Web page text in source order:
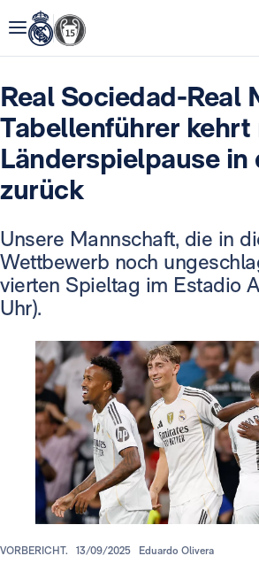
Real Sociedad-Real
Tabellenführer kehrt
Länderspielpause in
zurück
Unsere Mannschaft, die in
Wettbewerb noch
vierten Spieltag im Estadio
Uhr).
VORBERICHT. 13/09/2025 Eduardo Olivera